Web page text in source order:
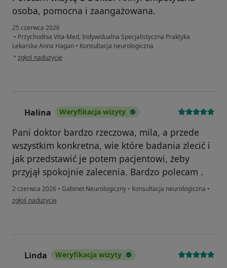
osoba, pomocna i zaangażowana.
25 czerwca 2026
• Przychodnia Vita-Med, Indywidualna Specjalistyczna Praktyka
Lekarska Anna Hagan • Konsultacja neurologiczna
• w opinii użytkownika KK
zgłoś nadużycie
Halina Weryfikacja wizyty
Pani doktor bardzo rzeczowa, mila, a przede
wszystkim konkretna, wie które badania zlecić i
jak przedstawić je potem pacjentowi, żeby
przyjął spokojnie zalecenia. Bardzo polecam .
2 czerwca 2026 • Gabinet Neurologiczny • Konsultacja neurologiczna •
w opinii użytkownika Halina
zgłoś nadużycie
Linda Weryfikacja wizyty